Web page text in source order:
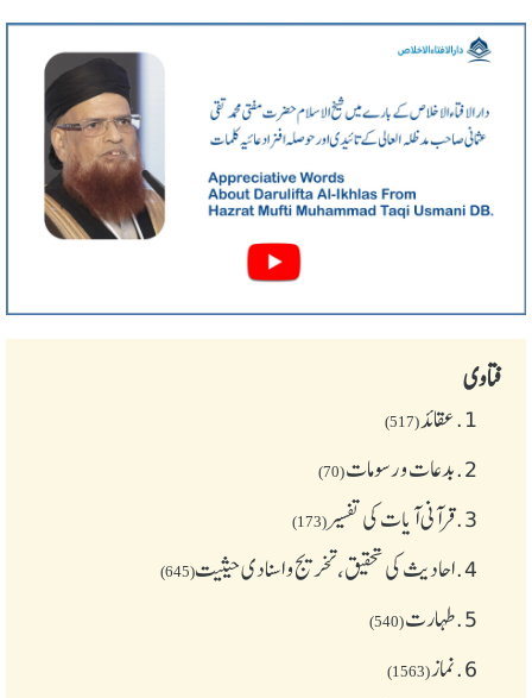
فتاوی
1. عقائد(517)
2. بدعات و رسومات(70)
3. قرآنی آیات کی تفسیر(173)
4. احادیث کی تحقیق، تخریج و اسنادی حیثیت(645)
5. طهارت(540)
6. نماز(1563)